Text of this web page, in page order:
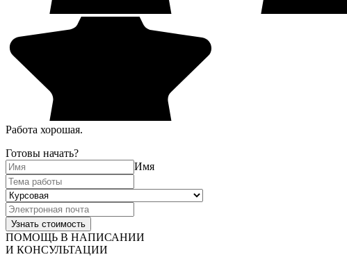
Работа хорошая.
Готовы начать?
Имя
ПОМОЩЬ В НАПИСАНИИ
И КОНСУЛЬТАЦИИ